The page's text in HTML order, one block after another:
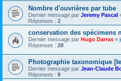
Nombre d'ouvrières par tube
Dernier message par Jeremy Pascal
Réponses : 2
conservation des spécimens
Dernier message par Hugo Darras «
Réponses : 28
Photographie taxonomique
Dernier message par Jean-Claude
Réponses : 9